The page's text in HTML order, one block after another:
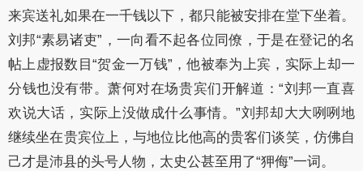
来宾送礼如果在一千钱以下，都只能被安排在堂下坐着。
刘邦“素易诸吏”，一向看不起各位同僚，于是在登记的名
帖上虚报数目“贺金一万钱”，他被奉为上宾，实际上却一
分钱也没有带。萧何对在场贵宾们开解道：“刘邦一直喜
欢说大话，实际上没做成什么事情。”刘邦却大大咧咧地
继续坐在贵宾位上，与地位比他高的贵客们谈笑，仿佛自
己才是沛县的头号人物，太史公甚至用了“狎侮”一词。